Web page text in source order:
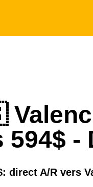
594$ -
direct A/R vers